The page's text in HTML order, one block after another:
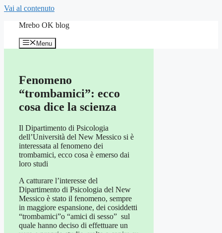
Vai al contenuto
Mrebo OK blog
Menu
Fenomeno
“trombamici”: ecco
cosa dice la scienza
Il Dipartimento di Psicologia
dell’Università del New Messico si è
interessata al fenomeno dei
trombamici, ecco cosa è emerso dai
loro studi
A catturare l’interesse del
Dipartimento di Psicologia del New
Messico è stato il fenomeno, sempre
in maggiore espansione, dei cosiddetti
“trombamici”o “amici di sesso” sul
quale hanno deciso di effettuare un